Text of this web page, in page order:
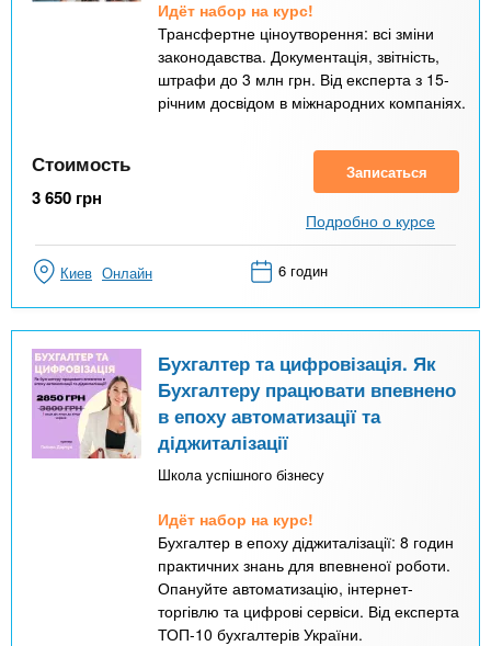
Идёт набор на курс!
Трансфертне ціноутворення: всі зміни
законодавства. Документація, звітність,
штрафи до 3 млн грн. Від експерта з 15-
річним досвідом в міжнародних компаніях.
Стоимость
3 650 грн
Записаться
Подробно о курсе
Киев Онлайн 6 годин
Бухгалтер та цифровізація. Як
Бухгалтеру працювати впевнено
в епоху автоматизації та
діджиталізації
Школа успішного бізнесу
Идёт набор на курс!
Бухгалтер в епоху діджиталізації: 8 годин
практичних знань для впевненої роботи.
Опануйте автоматизацію, інтернет-
торгівлю та цифрові сервіси. Від експерта
ТОП-10 бухгалтерів України.